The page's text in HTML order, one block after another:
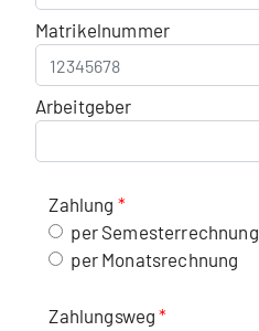
Matrikelnummer
Arbeitgeber
Zahlung
per Semesterrechnung
per Monatsrechnung
Zahlungsweg